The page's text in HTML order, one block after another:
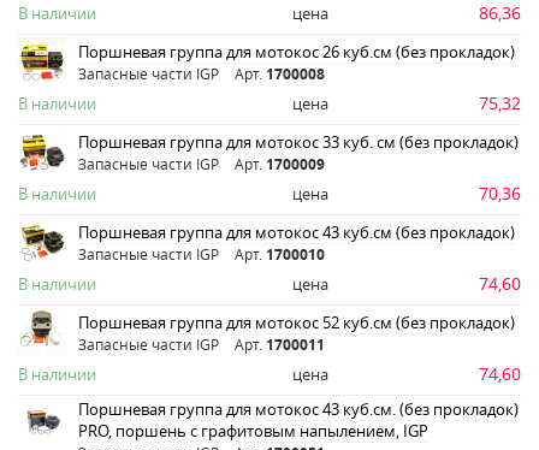
В наличии цена 86,36
Поршневая группа для мотокос 26 куб.см (без прокладок)
Запасные части IGP Арт. 1700008
В наличии цена 75,32
Поршневая группа для мотокос 33 куб. см (без прокладок)
Запасные части IGP Арт. 1700009
В наличии цена 70,36
Поршневая группа для мотокос 43 куб.см (без прокладок)
Запасные части IGP Арт. 1700010
В наличии цена 74,60
Поршневая группа для мотокос 52 куб.см (без прокладок)
Запасные части IGP Арт. 1700011
В наличии цена 74,60
Поршневая группа для мотокос 43 куб.см. (без прокладок)
PRO, поршень с графитовым напылением, IGP